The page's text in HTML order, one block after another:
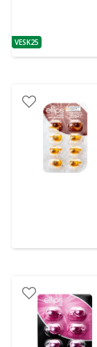
patarimas
VESK25